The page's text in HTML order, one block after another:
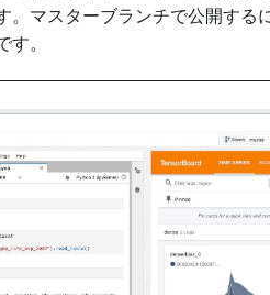
。マスターブランチで公開する
す。